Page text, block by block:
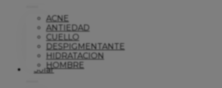
ACNE
ANTIEDAD
CUELLO
DESPIGMENTANTE
HIDRATACION
HOMBRE
Solar